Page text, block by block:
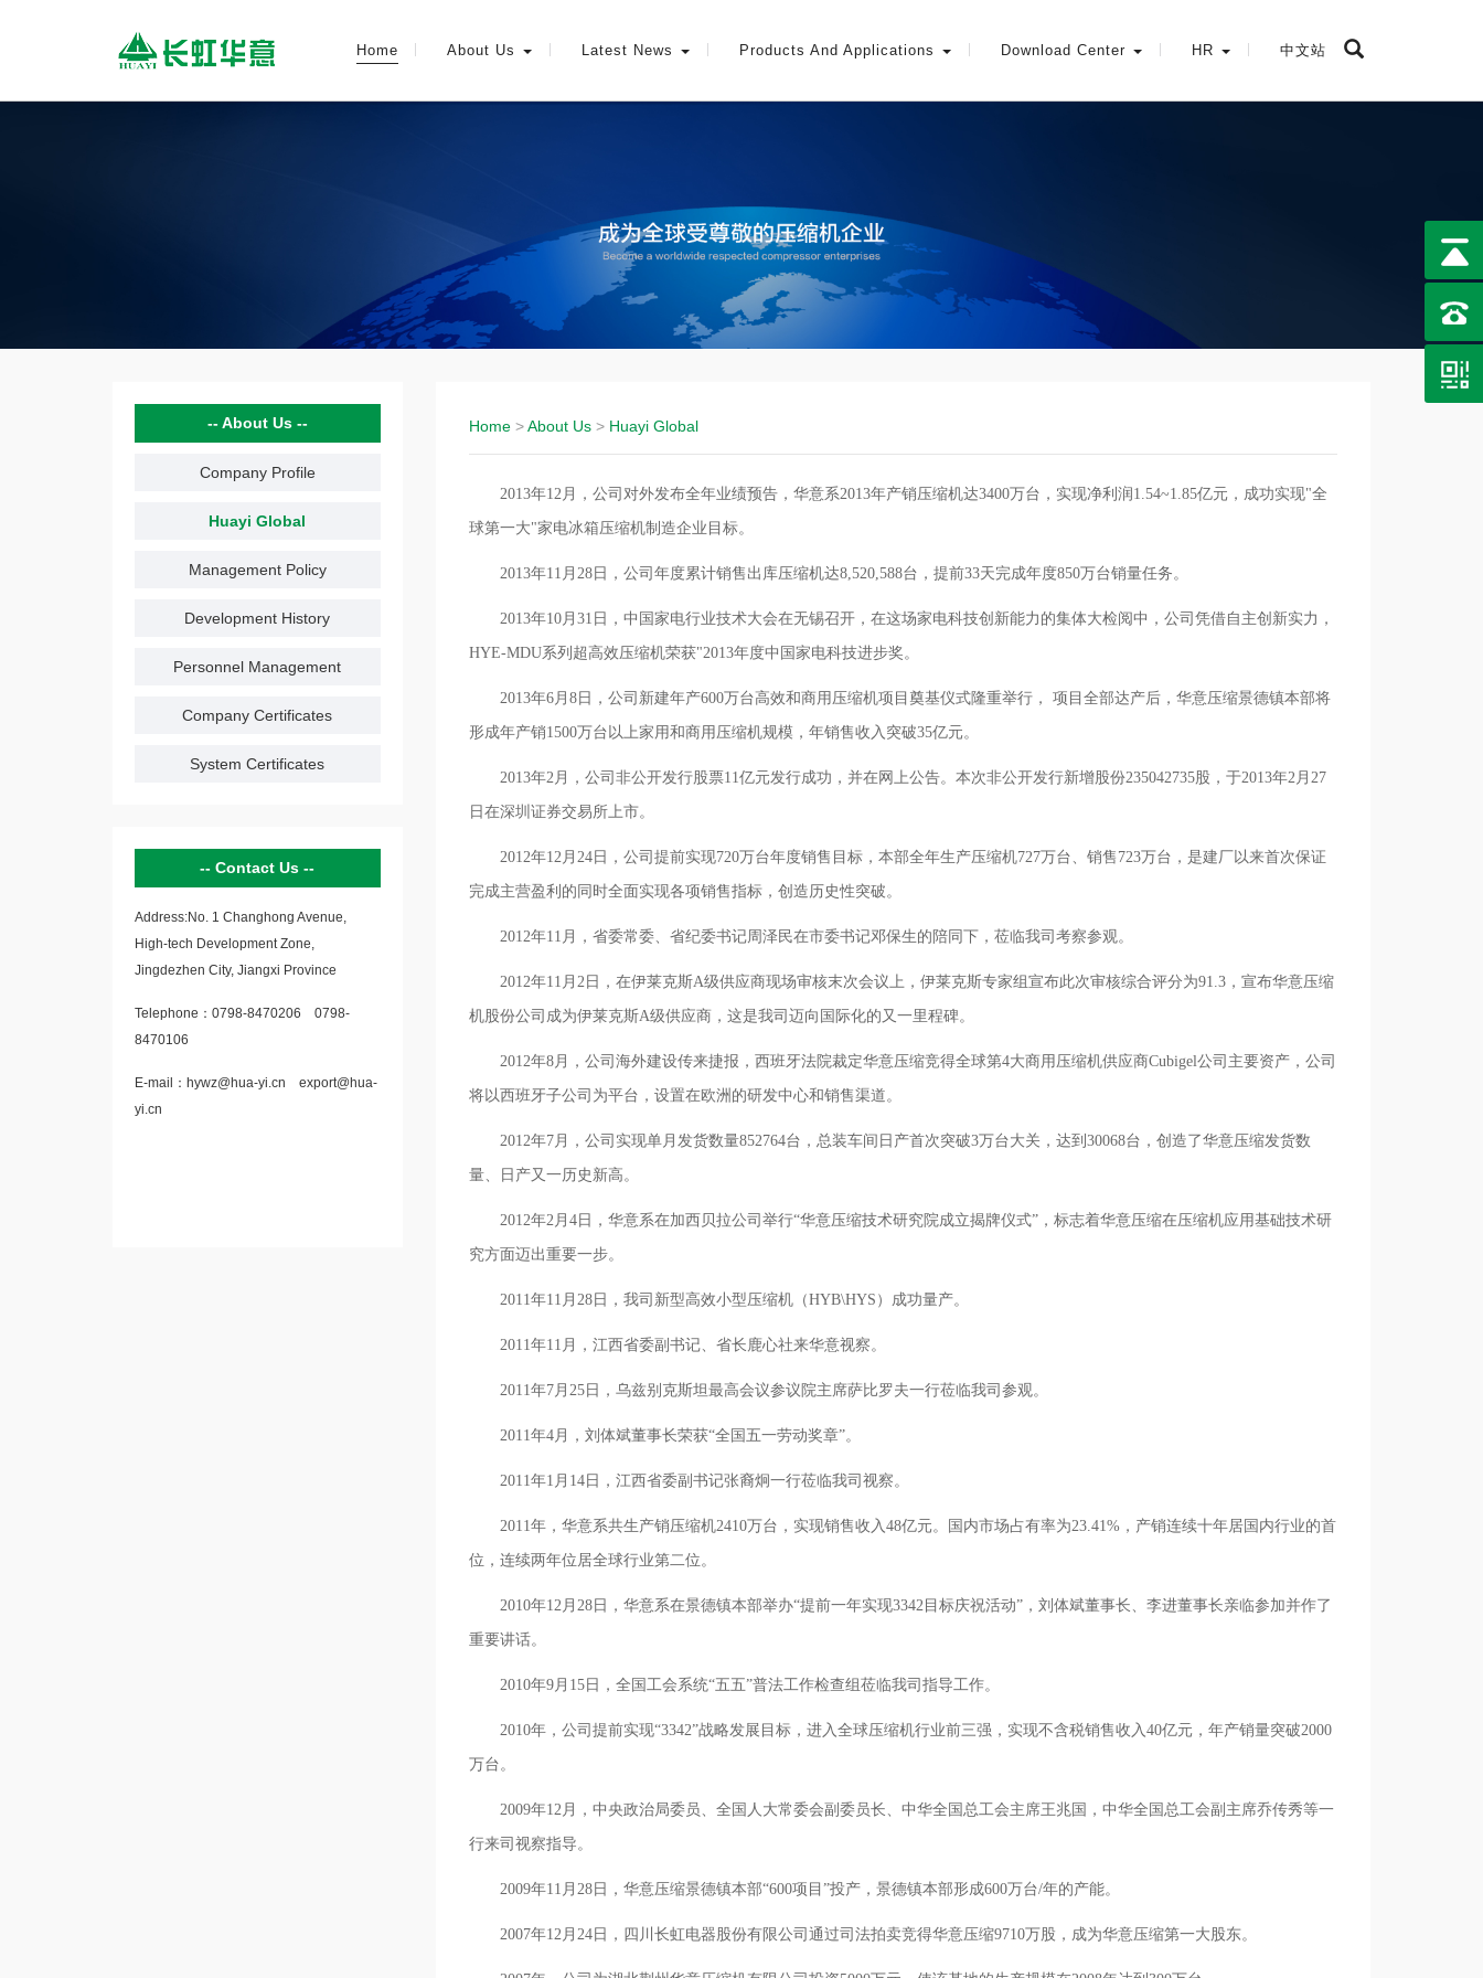
Home About Us Latest News Products And Applications Download Center HR 中文站
About Us
Company Profile
Huayi Global
Management Policy
Development History
Personnel Management
Company Certificates
System Certificates
Contact Us
Address:No. 1 Changhong Avenue,
High-tech Development Zone,
Jingdezhen City, Jiangxi Province
Telephone： 0798-8470206 0798-
8470106
E-mail： hywz@hua-yi.cn
export@hua-
yi.cn
Home>About Us> Huayi Global
2013年12月，公司对外发布全年业绩预告，华意系2013年产销压缩机达3400万台，实现净利润1.54~1.85亿元，成功实现"全
球第一大"家电冰箱压缩机制造企业目标。
2013年11月28日，公司年度累计销售出库压缩机达8,520,588台，提前33天完成年度850万台销量任务。
2013年10月31日，中国家电行业技术大会在无锡召开，在这场家电科技创新能力的集体大检阅中，公司凭借自主创新实力，
HYE-MDU系列超高效压缩机荣获"2013年度中国家电科技进步奖。
2013年6月8日，公司新建年产600万台高效和商用压缩机项目奠基仪式隆重举行， 项目全部达产后，华意压缩景德镇本部将
形成年产销1500万台以上家用和商用压缩机规模，年销售收入突破35亿元。
2013年2月，公司非公开发行股票11亿元发行成功，并在网上公告。本次非公开发行新增股份235042735股，于2013年2月27
日在深圳证券交易所上市。
2012年12月24日，公司提前实现720万台年度销售目标，本部全年生产压缩机727万台、销售723万台，是建厂以来首次保证
完成主营盈利的同时全面实现各项销售指标，创造历史性突破。
2012年11月，省委常委、省纪委书记周泽民在市委书记邓保生的陪同下，莅临我司考察参观。
2012年11月2日，在伊莱克斯A级供应商现场审核末次会议上，伊莱克斯专家组宣布此次审核综合评分为91.3，宣布华意压缩
机股份公司成为伊莱克斯A级供应商，这是我司迈向国际化的又一里程碑。
2012年8月，公司海外建设传来捷报，西班牙法院裁定华意压缩竞得全球第4大商用压缩机供应商Cubigel公司主要资产，公司
将以西班牙子公司为平台，设置在欧洲的研发中心和销售渠道。
2012年7月，公司实现单月发货数量852764台，总装车间日产首次突破3万台大关，达到30068台，创造了华意压缩发货数
量、日产又一历史新高。
2012年2月4日，华意系在加西贝拉公司举行“华意压缩技术研究院成立揭牌仪式”，标志着华意压缩在压缩机应用基础技术研
究方面迈出重要一步。
2011年11月28日，我司新型高效小型压缩机（HYB\HYS）成功量产。
2011年11月，江西省委副书记、省长鹿心社来华意视察。
2011年7月25日，乌兹别克斯坦最高会议参议院主席萨比罗夫一行莅临我司参观。
2011年4月，刘体斌董事长荣获“全国五一劳动奖章”。
2011年1月14日，江西省委副书记张裔炯一行莅临我司视察。
2011年，华意系共生产销压缩机2410万台，实现销售收入48亿元。国内市场占有率为23.41%，产销连续十年居国内行业的首
位，连续两年位居全球行业第二位。
2010年12月28日，华意系在景德镇本部举办“提前一年实现3342目标庆祝活动”，刘体斌董事长、李进董事长亲临参加并作了
重要讲话。
2010年9月15日，全国工会系统“五五”普法工作检查组莅临我司指导工作。
2010年，公司提前实现“3342”战略发展目标，进入全球压缩机行业前三强，实现不含税销售收入40亿元，年产销量突破2000
万台。
2009年12月，中央政治局委员、全国人大常委会副委员长、中华全国总工会主席王兆国，中华全国总工会副主席乔传秀等一
行来司视察指导。
2009年11月28日，华意压缩景德镇本部“600项目”投产，景德镇本部形成600万台/年的产能。
2007年12月24日，四川长虹电器股份有限公司通过司法拍卖竞得华意压缩9710万股，成为华意压缩第一大股东。